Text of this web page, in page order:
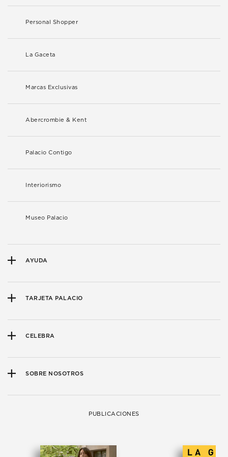
Personal Shopper
La Gaceta
Marcas Exclusivas
Abercrombie & Kent
Palacio Contigo
Interiorismo
Museo Palacio
AYUDA
TARJETA PALACIO
CELEBRA
SOBRE NOSOTROS
PUBLICACIONES